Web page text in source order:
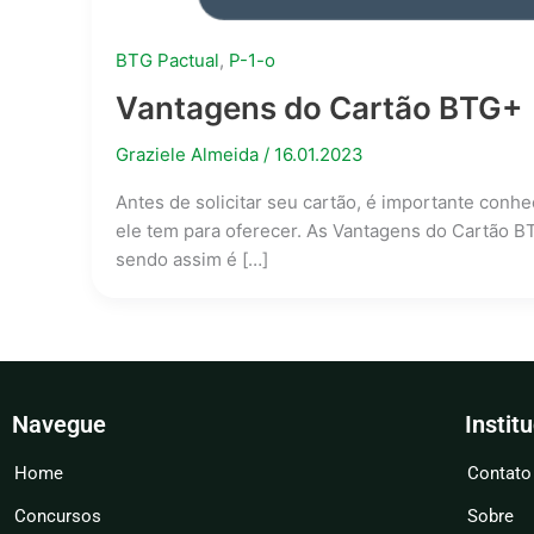
BTG Pactual, P-1-o
Vantagens do Cartão BTG+
Graziele Almeida / 16.01.2023
Antes de solicitar seu cartão, é importante
ele tem para oferecer. As Vantagens do Cartão
sendo assim é […]
Navegue
Home
Concursos
Contato
Sobre